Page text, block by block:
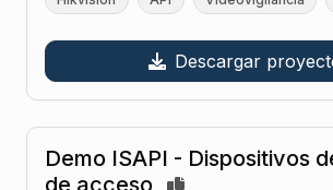
Descargar
Demo ISAPI - Dispositivos